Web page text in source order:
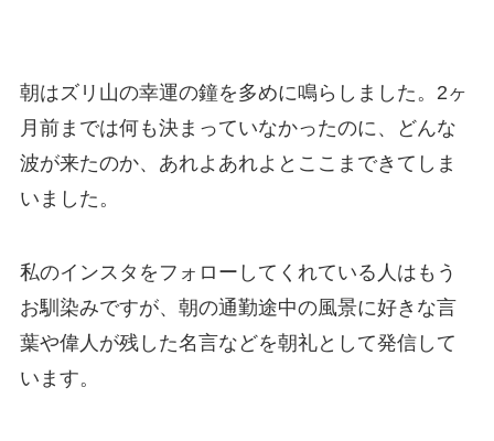
朝はズリ山の幸運の鐘を多めに鳴らしました。2ヶ
月前までは何も決まっていなかったのに、どんな
波が来たのか、あれよあれよとここまできてしま
いました。
私のインスタをフォローしてくれている人はもう
お馴染みですが、朝の通勤途中の風景に好きな言
葉や偉人が残した名言などを朝礼として発信して
います。